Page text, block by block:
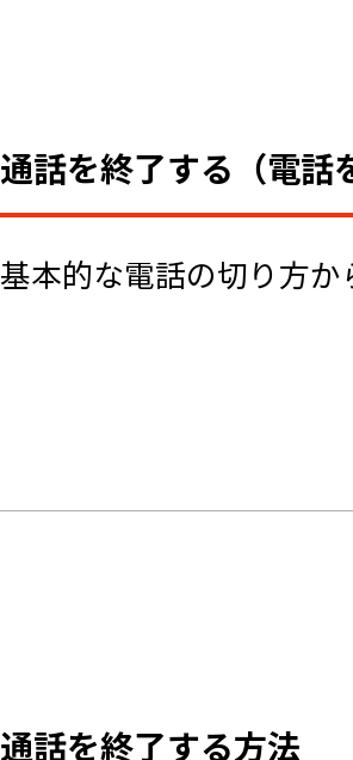
通話を終了する（電話
基本的な電話の切り方
通話を終了する方法